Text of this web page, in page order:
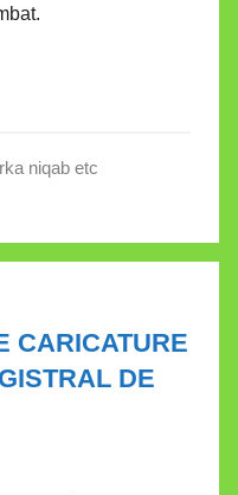
niqab etc
CARICATURE
DE